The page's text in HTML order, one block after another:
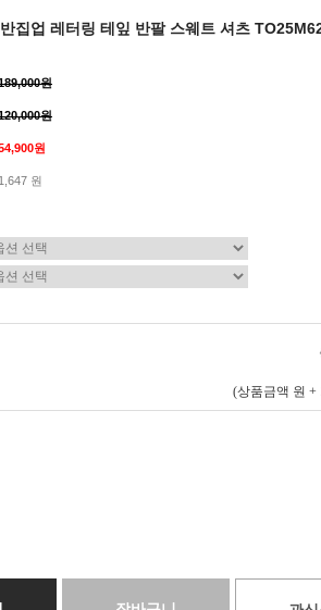
집업 레터링 테잎 반팔 스웨트 셔츠
원
원
원
원
(상품금액 원 +